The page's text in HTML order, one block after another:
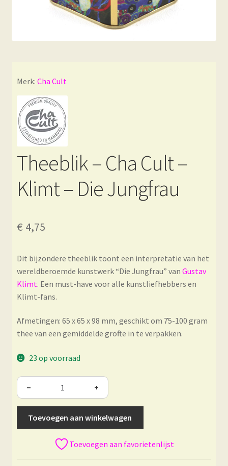
Merk: Cha Cult
Theeblik – Cha Cult –
Klimt – Die Jungfrau
€ 4,75
Dit bijzondere theeblik toont een interpretatie van het
wereldberoemde kunstwerk “Die Jungfrau” van Gustav
Klimt. Een must-have voor alle kunstliefhebbers en
Klimt-fans.
Afmetingen: 65 x 65 x 98 mm, geschikt om 75-100 gram
thee van een gemiddelde grofte in te verpakken.
23 op voorraad
− +
Toevoegen aan winkelwagen
Toevoegen aan favorietenlijst